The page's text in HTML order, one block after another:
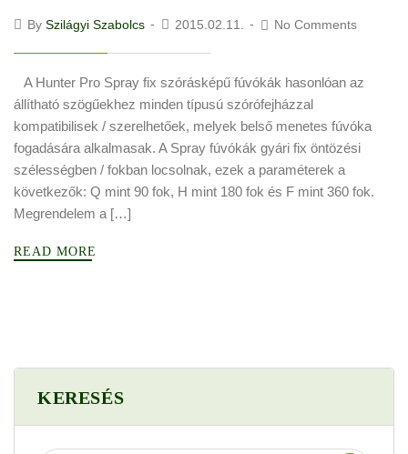
By Szilágyi Szabolcs 2015.02.11. No Comments
A Hunter Pro Spray fix szórásképű fúvókák hasonlóan az
állítható szögűekhez minden típusú szórófejházzal
kompatibilisek / szerelhetőek, melyek belső menetes fúvóka
fogadására alkalmasak. A Spray fúvókák gyári fix öntözési
szélességben / fokban locsolnak, ezek a paraméterek a
következők: Q mint 90 fok, H mint 180 fok és F mint 360 fok.
Megrendelem a […]
READ MORE
KERESÉS